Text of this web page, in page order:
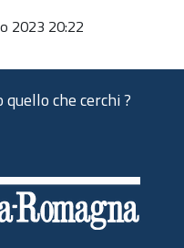
2023 20:22
che cerchi ?